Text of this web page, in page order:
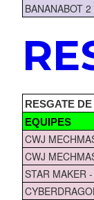
BANANABOT 2
RESGATE
EQUIPES
CWJ
CWJ
STAR MAKER